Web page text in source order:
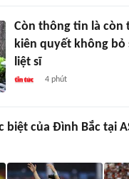
Còn thông tin là còn
kiên quyết không bỏ
liệt sĩ
4 phút
biệt của Đình Bắc tại